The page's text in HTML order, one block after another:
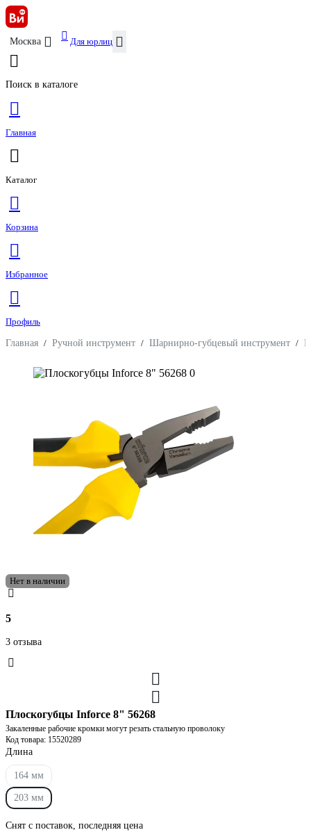
Москва Для юрлиц
Поиск в каталоге
Главная
Каталог
Корзина
Избранное
Профиль
Главная / Ручной инструмент / Шарнирно-губцевый инструмент /
Нет в наличии
5
3 отзыва
Плоскогубцы Inforce 8" 56268
Закаленные рабочие кромки могут резать стальную проволоку
Код товара: 15520289
Длина
164 мм
203 мм
Снят с поставок, последняя цена